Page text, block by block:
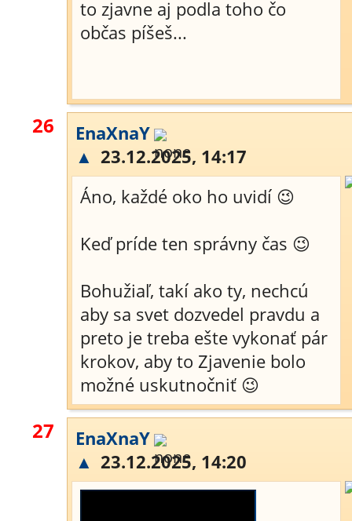
to zjavne aj podla toho čo
občas píšeš...
26
EnaXnaY
▲ 23.12.2025, 14:17
Áno, každé oko ho uvidí 😉
Keď príde ten správny čas 😉
Bohužiaľ, takí ako ty, nechcú
aby sa svet dozvedel pravdu a
preto je treba ešte vykonať pár
krokov, aby to Zjavenie bolo
možné uskutnočniť 😉
27
EnaXnaY
▲ 23.12.2025, 14:20